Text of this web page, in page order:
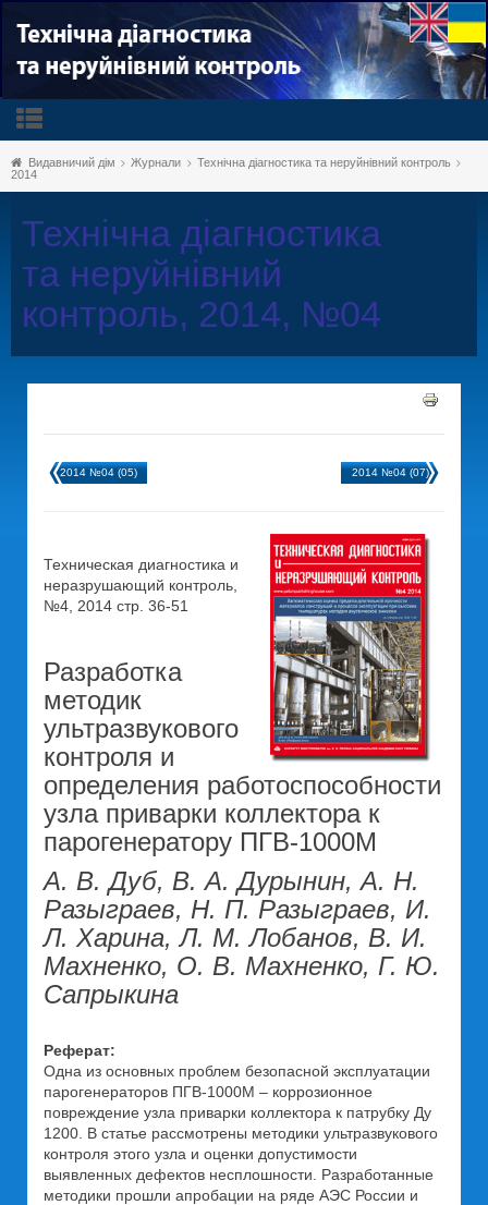
Видавничий дім Журнали
Технічна діагностика та неруйнівний контроль
2014
Технічна діагностика
та неруйнівний
контроль, 2014, №04
2014 №04 (05) 2014 №04 (07)
Техническая диагностика и
неразрушающий контроль,
№4, 2014 стр. 36-51
Разработка
методик
ультразвукового
контроля и
определения работоспособности
узла приварки коллектора к
парогенератору ПГВ-1000М
А. В. Дуб, В. А. Дурынин, А. Н.
Разыграев, Н. П. Разыграев, И.
Л. Харина, Л. М. Лобанов, В. И.
Махненко, О. В. Махненко, Г. Ю.
Сапрыкина
Реферат:
Одна из основных проблем безопасной эксплуатации
парогенераторов ПГВ-1000М – коррозионное
повреждение узла приварки коллектора к патрубку Ду
1200. В статье рассмотрены методики ультразвукового
контроля этого узла и оценки допустимости
выявленных дефектов несплошности. Разработанные
методики прошли апробации на ряде АЭС России и